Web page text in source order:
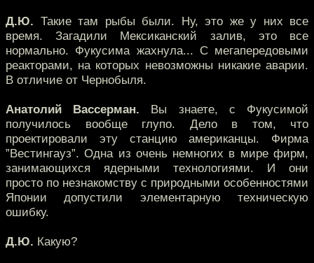
Д.Ю. Такие там рыбы были. Ну, это же у них все
время. Загадили Мексиканский залив, это все
нормально. Фукусима жахнула... С мегапередовыми
реакторами, на которых невозможны никакие аварии.
В отличие от Чернобыля.
Анатолий Вассерман. Вы знаете, с Фукусимой
получилось вообще глупо. Дело в том, что
проектировали эту станцию американцы. Фирма
”Вестингауз”. Одна из очень немногих в мире фирм,
занимающихся ядерными технологиями. И они
просто по незнакомству с природными особенностями
Японии допустили элементарную техническую
ошибку.
Д.Ю. Какую?